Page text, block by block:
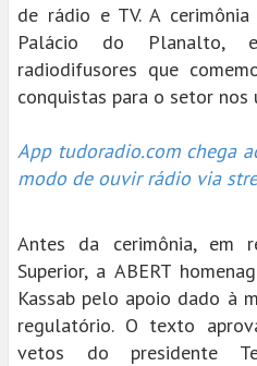
de rádio e TV. A
Palácio do Planalto,
radiodifusores que
conquistas para o setor
App tudoradio.com chega
modo de ouvir rádio via
Antes da cerimônia, em
Superior, a ABERT
Kassab pelo apoio dado à
regulatório. O texto
vetos do presidente